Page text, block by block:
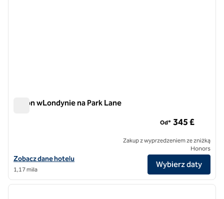
Hilton wLondynie na Park Lane
Zobacz szczegóły hotelu London Hilton na Park Lane
Zobacz dane hotelu
1,17 mila
Od* 345 £
Zakup z wyprzedzeniem ze zniżką
Honors
Wybierz daty
1/7
1 z 7